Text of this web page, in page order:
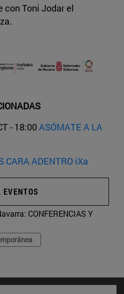
Toni Jodar el
- 18:00 ASÓMATE A LA
CARA ADENTRO iXa
EVENTOS
CONFERENCIAS Y